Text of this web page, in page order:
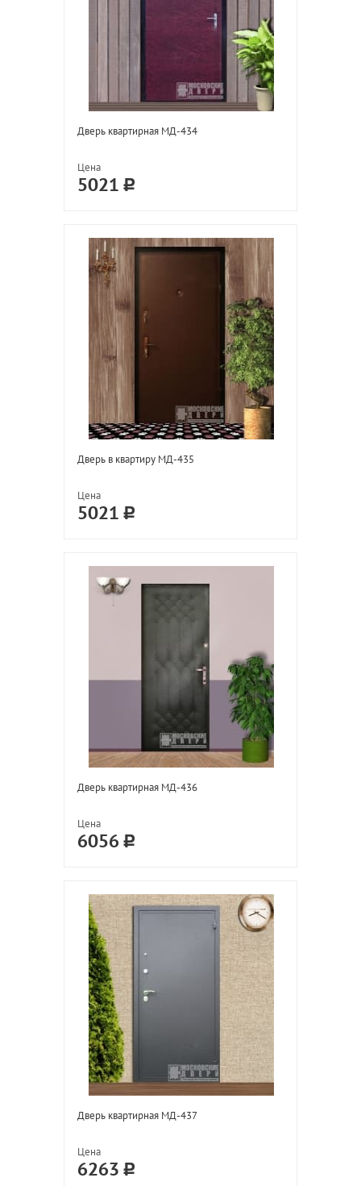
Дверь квартирная МД-434
Цена
5021
Дверь в квартиру МД-435
Цена
5021
Дверь квартирная МД-436
Цена
6056
Дверь квартирная МД-437
Цена
6263